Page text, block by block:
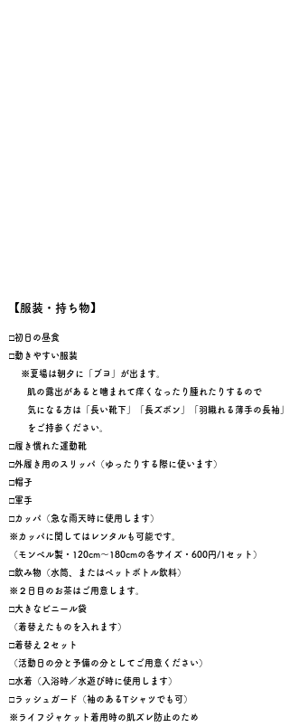
【服装・持ち物】
□初日の昼食
□動きやすい服装
※夏場は朝夕に「ブヨ」が出ます。
肌の露出があると噛まれて痒くなったり腫れたりするので
気になる方は「長い靴下」「長ズボン」「羽織れる薄手の長袖」
​ をご持参ください。
□履き慣れた運動靴
□外履き用のスリッパ（ゆったりする際に使います）
□帽子
□軍手
□カッパ（急な雨天時に使用します）
※カッパに関してはレンタルも可能です。
（モンベル製・120cm〜180cmの各サイズ・600円/1セット）
​□飲み物（水筒、またはペットボトル飲料）
※２日目のお茶はご用意します。
□大きなビニール袋
（着替えたものを入れます）
□着替え２セット
（活動日の分と予備の分としてご用意ください）
□水着（入浴時／水遊び時に使用します）
□ラッシュガード（袖のあるTシャツでも可）
※ライフジャケット着用時の肌ズレ防止のため